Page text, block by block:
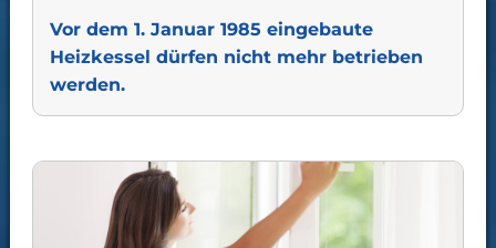
Vor dem 1. Januar 1985 eingebaute
Heizkessel dürfen nicht mehr betrieben
werden.